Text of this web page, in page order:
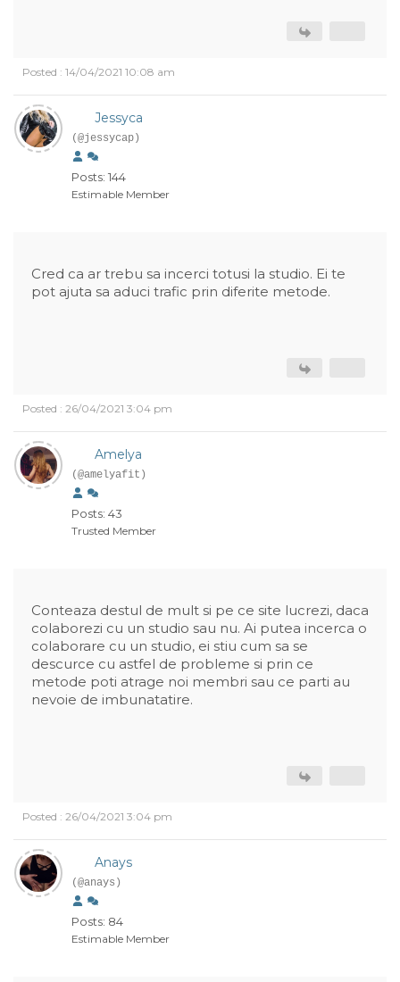
Posted : 14/04/2021 10:08 am
Jessyca
(@jessycap)
Posts: 144
Estimable Member
Cred ca ar trebu sa incerci totusi la studio. Ei te
pot ajuta sa aduci trafic prin diferite metode.
Posted : 26/04/2021 3:04 pm
Amelya
(@amelyafit)
Posts: 43
Trusted Member
Conteaza destul de mult si pe ce site lucrezi, daca
colaborezi cu un studio sau nu. Ai putea incerca o
colaborare cu un studio, ei stiu cum sa se
descurce cu astfel de probleme si prin ce
metode poti atrage noi membri sau ce parti au
nevoie de imbunatatire.
Posted : 26/04/2021 3:04 pm
Anays
(@anays)
Posts: 84
Estimable Member